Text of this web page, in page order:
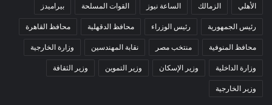
الأهلي الزمالك الساعة نيوز القوات المسلحة
بيراميدز
رئيس الجمهورية
رئيس الوزراء محافظ الدقهلية
محافظ القاهرة
محافظ المنوفية
منتخب مصر نقابة المهندسين
وزارة الخارجية
وزارة الداخلية
وزير الإسكان وزير التموين
وزير الثقافة
وزير الخارجية